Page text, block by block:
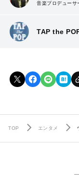
音楽プロデューサ
TAP the
TOP エンタメ